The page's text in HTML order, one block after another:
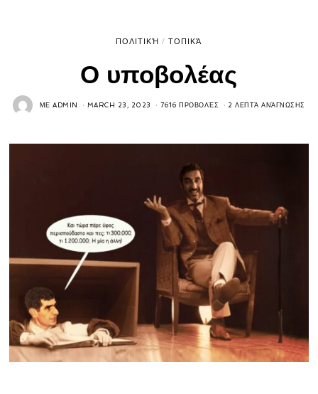
ΠΟΛΙΤΙΚΉ / ΤΟΠΙΚΆ
Ο υποβολέας
ΜΕADMIN MARCH 23, 2023 7616 ΠΡΟΒΟΛΈΣ 2 ΛΕΠΤΆ ΑΝΆΓΝΩΣΗΣ